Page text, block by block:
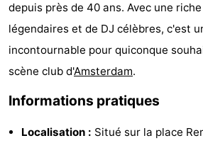
Faire
vélo
-
Vie
Nocturne
Aliments
depuis près de 40 ans. Avec une
légendaires et de DJ célèbres, c'est
incontournable pour quiconque
scène club d'Amsterdam.
Informations pratiques
Localisation : Situé sur la place